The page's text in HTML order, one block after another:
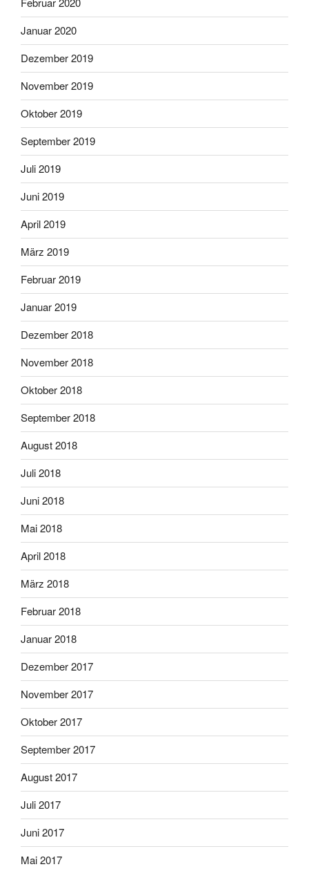
Januar 2020
Dezember 2019
November 2019
Oktober 2019
September 2019
Juli 2019
Juni 2019
April 2019
März 2019
Februar 2019
Januar 2019
Dezember 2018
November 2018
Oktober 2018
September 2018
August 2018
Juli 2018
Juni 2018
Mai 2018
April 2018
März 2018
Februar 2018
Januar 2018
Dezember 2017
November 2017
Oktober 2017
September 2017
August 2017
Juli 2017
Juni 2017
Mai 2017